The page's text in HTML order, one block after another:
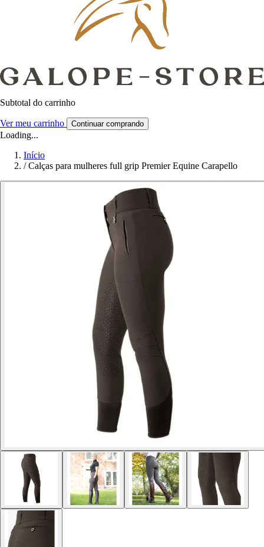
Subtotal do carrinho
Ver meu carrinho Continuar comprando
Loading...
Início
/ Calças para mulheres full grip Premier Equine Carapello